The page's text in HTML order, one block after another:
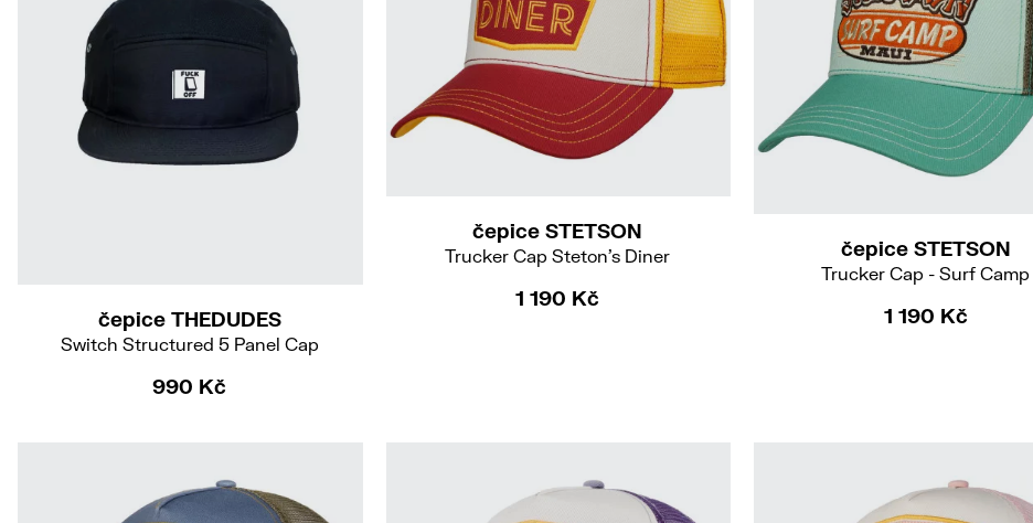
čepice THEDUDES
Switch Structured 5 Panel Cap
990 Kč
čepice STETSON
Trucker Cap Steton's Diner
1 190 Kč
čepice STETSON
Trucker Cap - Surf Camp
1 190 Kč